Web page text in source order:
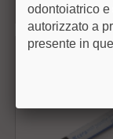
odontoiatrico
autorizzato a
presente in